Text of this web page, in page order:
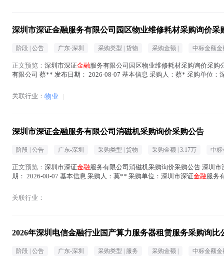
深圳市深证金融服务有限公司园区物业维修耗材采购询价采
阶段 | 公告 广东-深圳 采购类型 | 货物 采购金额 | 中标金额金
正文预览： 深圳市深证金融服务有限公司园区物业维修耗材采购询价采购
有限公司 蔡** 发布日期： 2026-08-07 基本信息 采购人：蔡* 采购单位：
关联行业： 物业 |
深圳市深证金融服务有限公司消磁机采购询价采购公告
阶段 | 公告 广东-深圳 采购类型 | 货物 采购金额 | 3.17万 中标
正文预览： 深圳市深证金融服务有限公司消磁机采购询价采购公告 深圳市
期： 2026-08-07 基本信息 采购人：莫** 采购单位：深圳市深证金融服务
关联行业：
2026年深圳电信金融行业国产算力服务器租赁服务采购询比
阶段 | 公告 广东-深圳 采购类型 | 服务 采购金额 | 中标金额金